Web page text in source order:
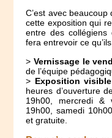
C’est avec
cette exposition qui
entre des
fera entrevoir ce
>Vernissage le
de l’équipe
> Exposition
heures d’ouverture
19h00, mercredi &
19h00, samedi
et gratuite.